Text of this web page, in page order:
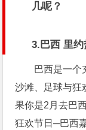
3.巴西 里
巴西是一个
沙滩、足球与狂
果你是2月去巴
狂欢节日─巴西